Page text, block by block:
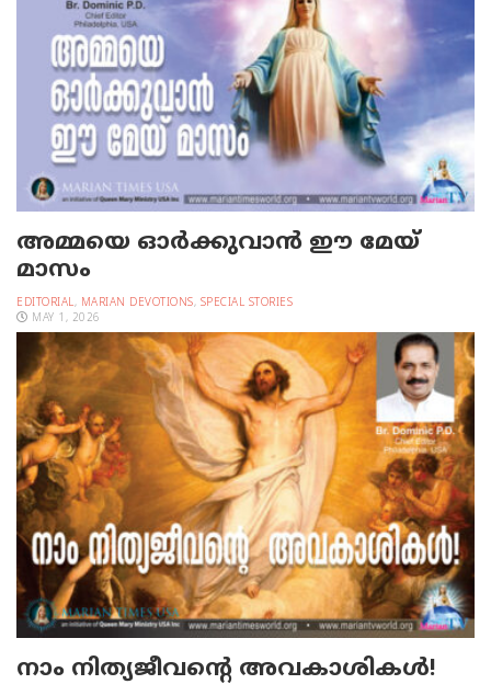
അമ്മയെ ഓര്‍ക്കുവാന്‍ ഈ മേയ്
മാസം
EDITORIAL, MARIAN DEVOTIONS, SPECIAL STORIES
MAY 1, 2026
നാം നിത്യജീവന്റെ അവകാശികള്‍!